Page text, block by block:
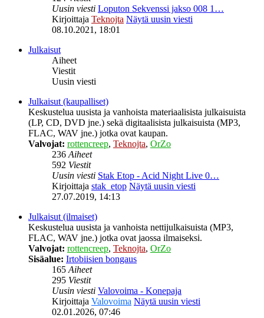
Uusin viesti Loputon Sekvenssi jakso 008 1…
Kirjoittaja Teknojta Näytä uusin viesti
08.10.2021, 18:01
Julkaisut
Aiheet
Viestit
Uusin viesti
Julkaisut (kaupalliset)
Keskustelua uusista ja vanhoista materiaalisista julkaisuista
(LP, CD, DVD jne.) sekä digitaalisista julkaisuista (MP3,
FLAC, WAV jne.) jotka ovat kaupan.
Valvojat: rottencreep, Teknojta, OrZo
236Aiheet
592 Viestit
Uusin viesti Stak Etop - Acid Night Live 0…
Kirjoittaja stak_etop Näytä uusin viesti
27.07.2019, 14:13
Julkaisut (ilmaiset)
Keskustelua uusista ja vanhoista nettijulkaisuista (MP3,
FLAC, WAV jne.) jotka ovat jaossa ilmaiseksi.
Valvojat: rottencreep, Teknojta, OrZo
Sisäalue: Irtobiisien bongaus
165Aiheet
295 Viestit
Uusin viesti Valovoima - Konepaja
Kirjoittaja Valovoima Näytä uusin viesti
02.01.2026, 07:46